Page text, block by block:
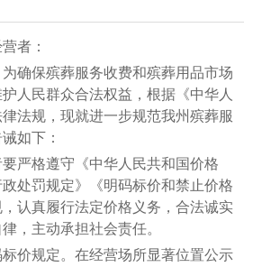
者：
确保殡葬服务收费和殡葬用品市场
人民群众合法权益，根据《中华人
法规，现就进一步规范我州殡葬服
如下：
格遵守《中华人民共和国价格
处罚规定》《明码标价和禁止价格
认真履行法定价格义务，合法诚实
，主动承担社会责任。
规定。在经营场所显著位置公示